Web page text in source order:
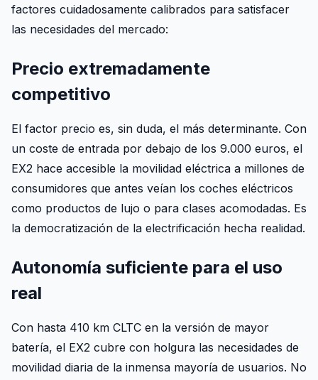
factores cuidadosamente calibrados para satisfacer
las necesidades del mercado:
Precio extremadamente
competitivo
El factor precio es, sin duda, el más determinante. Con
un coste de entrada por debajo de los 9.000 euros, el
EX2 hace accesible la movilidad eléctrica a millones de
consumidores que antes veían los coches eléctricos
como productos de lujo o para clases acomodadas. Es
la democratización de la electrificación hecha realidad.
Autonomía suficiente para el uso
real
Con hasta 410 km CLTC en la versión de mayor
batería, el EX2 cubre con holgura las necesidades de
movilidad diaria de la inmensa mayoría de usuarios. No